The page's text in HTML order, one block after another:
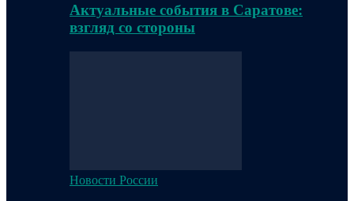
Актуальные события в Саратове:
взгляд со стороны
Новости России